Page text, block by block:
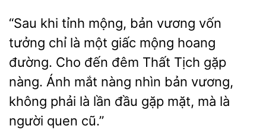
“Sau khi tỉnh mộng, bản vương vốn
tưởng chỉ là một giấc mộng hoang
đường. Cho đến đêm Thất Tịch gặp
nàng. Ánh mắt nàng nhìn bản vương,
không
là lần đầu gặp mặt, mà
quen cũ.”